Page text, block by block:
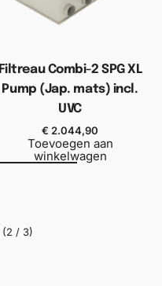
Filtreau Combi-2 SPG XL
Pump (Jap. mats) incl.
UVC
€ 2.044,90
Toevoegen aan
winkelwagen
(2 / 3)